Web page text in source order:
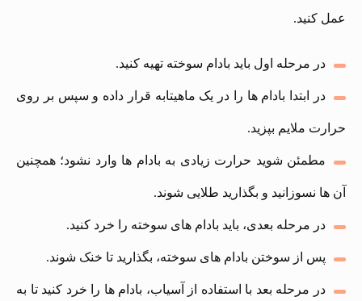
عمل کنید.
در مرحله اول باید بادام سوخته تهیه کنید.
در ابتدا بادام ها را در یک ماهیتابه قرار داده و سپس بر روی
حرارت ملایم بپزید.
مطمئن شوید حرارت زیادی به بادام ها وارد نشود؛ همچنین
آن ها نسوزانید و بگذارید طلایی شوند.
در مرحله بعدی، باید بادام های سوخته را خرد کنید.
پس از سوختن بادام های سوخته، بگذارید تا خنک شوند.
در مرحله بعد با استفاده از آسیاب، بادام ها را خرد کنید تا به